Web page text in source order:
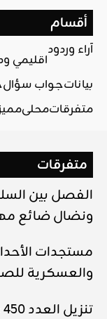
أقسام
آراء وردود
اقليمي
بياناتجواب سؤال
متفرقاتمحلي
متفرقات
الفصل بين
ونضال ضائع
مستجدات
والعسكرية